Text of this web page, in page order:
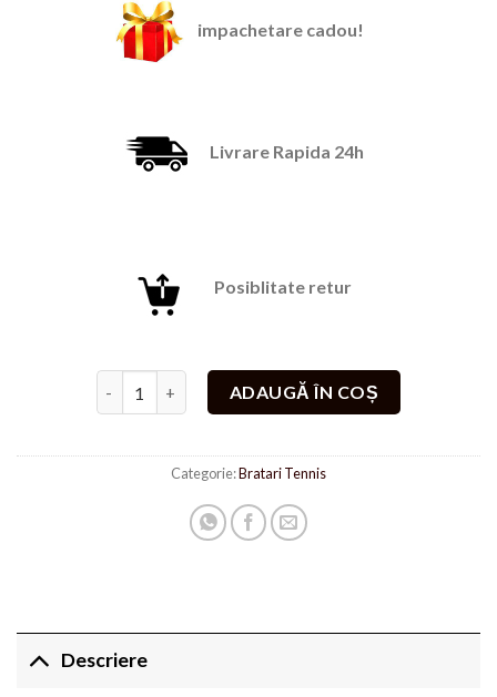
impachetare cadou!
Livrare Rapida 24h
Posiblitate retur
Cantitate Bratara Massary ICE Placata cu aur alb 18K
ADAUGĂ ÎN COȘ
Categorie:Bratari Tennis
Descriere